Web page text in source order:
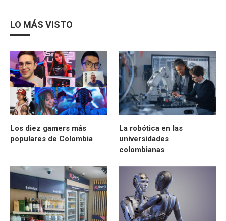
LO MÁS VISTO
Los diez gamers más
populares de Colombia
La robótica en las
universidades
colombianas